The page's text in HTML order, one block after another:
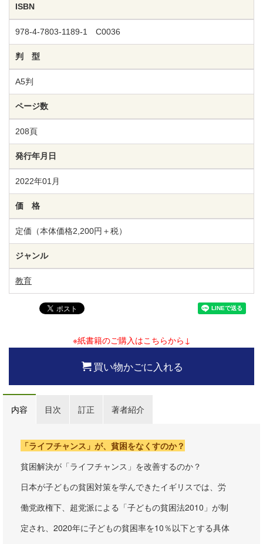
ISBN
978-4-7803-1189-1 C0036
判 型
A5判
ページ数
208頁
発行年月日
2022年01月
価 格
定価（本体価格2,200円＋税）
ジャンル
教育
※紙書籍のご購入はこちらから↓
買い物かごに入れる
内容 目次 訂正 著者紹介
「ライフチャンス」が、貧困をなくすのか？
貧困解決が「ライフチャンス」を改善するのか？
日本が子どもの貧困対策を学んできたイギリスでは、労
働党政権下、超党派による「子どもの貧困法2010」が制
定され、2020年に子どもの貧困率を10％以下とする具体